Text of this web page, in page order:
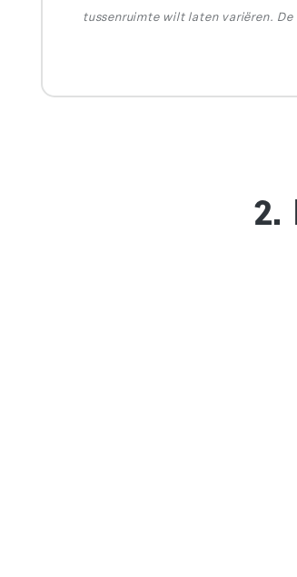
tussenruimte wilt laten variëren. De